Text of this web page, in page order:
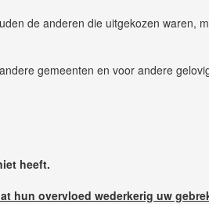
de anderen die uitgekozen waren,
gemeenten en voor andere
heeft.
hun overvloed wederkerig uw